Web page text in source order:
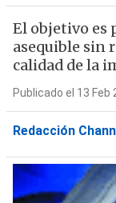
El objetivo es
asequible sin
calidad de la
Publicado el 13 Feb
Redacción